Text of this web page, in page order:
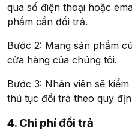
qua số điện thoại hoặc
phẩm cần đổi trả.
Bước 2: Mang sản phẩm
cửa hàng của chúng tôi.
Bước 3: Nhân viên sẽ
thủ tục đổi trả theo quy
4. Chi phí đổi trả